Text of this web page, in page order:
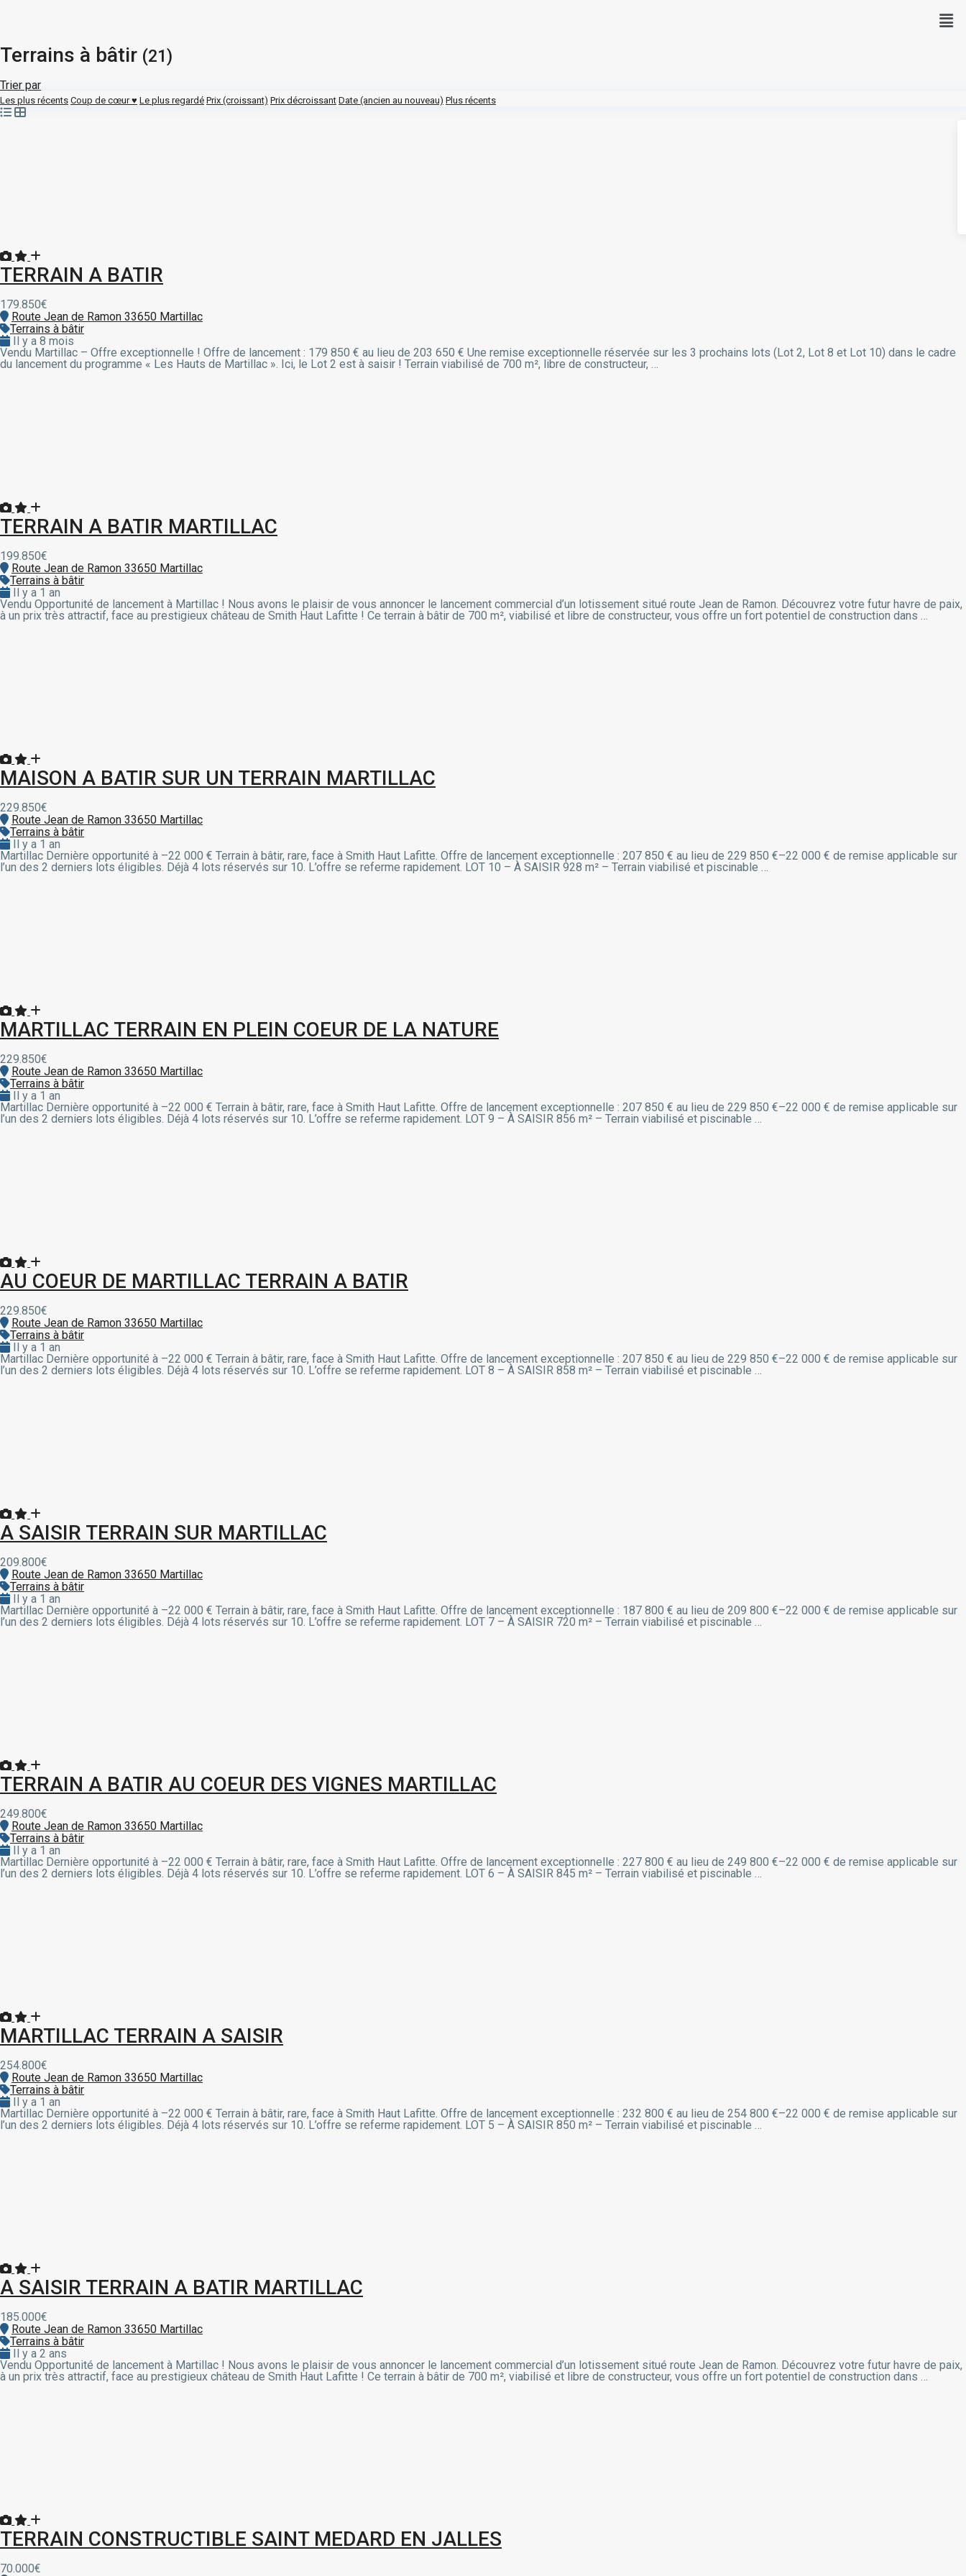
downloader
giriş
Terrains à bâtir (21)
Trier par
Les plus récents Coup de cœur ♥ Le plus regardé Prix (croissant) Prix décroissant Date (ancien au nouveau) Plus récents
TERRAIN A BATIR
179.850€
Route Jean de Ramon 33650 Martillac
Terrains à bâtir
Il y a 8 mois
Vendu Martillac – Offre exceptionnelle ! Offre de lancement : 179 850 € au lieu de 203 650 € Une remise exceptionnelle réservée sur les 3 prochains lots (Lot 2, Lot 8 et Lot 10) dans le cadre
du lancement du programme « Les Hauts de Martillac ». Ici, le Lot 2 est à saisir ! Terrain viabilisé de 700 m², libre de constructeur, …
TERRAIN A BATIR MARTILLAC
199.850€
Route Jean de Ramon 33650 Martillac
Terrains à bâtir
Il y a 1 an
Vendu Opportunité de lancement à Martillac ! Nous avons le plaisir de vous annoncer le lancement commercial d’un lotissement situé route Jean de Ramon. Découvrez votre futur havre de paix,
à un prix très attractif, face au prestigieux château de Smith Haut Lafitte ! Ce terrain à bâtir de 700 m², viabilisé et libre de constructeur, vous offre un fort potentiel de construction dans …
MAISON A BATIR SUR UN TERRAIN MARTILLAC
229.850€
Route Jean de Ramon 33650 Martillac
Terrains à bâtir
Il y a 1 an
Martillac Dernière opportunité à –22 000 € Terrain à bâtir, rare, face à Smith Haut Lafitte. Offre de lancement exceptionnelle : 207 850 € au lieu de 229 850 €–22 000 € de remise applicable sur
l’un des 2 derniers lots éligibles. Déjà 4 lots réservés sur 10. L’offre se referme rapidement. LOT 10 – À SAISIR 928 m² – Terrain viabilisé et piscinable …
MARTILLAC TERRAIN EN PLEIN COEUR DE LA NATURE
229.850€
Route Jean de Ramon 33650 Martillac
Terrains à bâtir
Il y a 1 an
Martillac Dernière opportunité à –22 000 € Terrain à bâtir, rare, face à Smith Haut Lafitte. Offre de lancement exceptionnelle : 207 850 € au lieu de 229 850 €–22 000 € de remise applicable sur
l’un des 2 derniers lots éligibles. Déjà 4 lots réservés sur 10. L’offre se referme rapidement. LOT 9 – À SAISIR 856 m² – Terrain viabilisé et piscinable …
AU COEUR DE MARTILLAC TERRAIN A BATIR
229.850€
Route Jean de Ramon 33650 Martillac
Terrains à bâtir
Il y a 1 an
Martillac Dernière opportunité à –22 000 € Terrain à bâtir, rare, face à Smith Haut Lafitte. Offre de lancement exceptionnelle : 207 850 € au lieu de 229 850 €–22 000 € de remise applicable sur
l’un des 2 derniers lots éligibles. Déjà 4 lots réservés sur 10. L’offre se referme rapidement. LOT 8 – À SAISIR 858 m² – Terrain viabilisé et piscinable …
A SAISIR TERRAIN SUR MARTILLAC
209.800€
Route Jean de Ramon 33650 Martillac
Terrains à bâtir
Il y a 1 an
Martillac Dernière opportunité à –22 000 € Terrain à bâtir, rare, face à Smith Haut Lafitte. Offre de lancement exceptionnelle : 187 800 € au lieu de 209 800 €–22 000 € de remise applicable sur
l’un des 2 derniers lots éligibles. Déjà 4 lots réservés sur 10. L’offre se referme rapidement. LOT 7 – À SAISIR 720 m² – Terrain viabilisé et piscinable …
TERRAIN A BATIR AU COEUR DES VIGNES MARTILLAC
249.800€
Route Jean de Ramon 33650 Martillac
Terrains à bâtir
Il y a 1 an
Martillac Dernière opportunité à –22 000 € Terrain à bâtir, rare, face à Smith Haut Lafitte. Offre de lancement exceptionnelle : 227 800 € au lieu de 249 800 €–22 000 € de remise applicable sur
l’un des 2 derniers lots éligibles. Déjà 4 lots réservés sur 10. L’offre se referme rapidement. LOT 6 – À SAISIR 845 m² – Terrain viabilisé et piscinable …
MARTILLAC TERRAIN A SAISIR
254.800€
Route Jean de Ramon 33650 Martillac
Terrains à bâtir
Il y a 1 an
Martillac Dernière opportunité à –22 000 € Terrain à bâtir, rare, face à Smith Haut Lafitte. Offre de lancement exceptionnelle : 232 800 € au lieu de 254 800 €–22 000 € de remise applicable sur
l’un des 2 derniers lots éligibles. Déjà 4 lots réservés sur 10. L’offre se referme rapidement. LOT 5 – À SAISIR 850 m² – Terrain viabilisé et piscinable …
A SAISIR TERRAIN A BATIR MARTILLAC
185.000€
Route Jean de Ramon 33650 Martillac
Terrains à bâtir
Il y a 2 ans
Vendu Opportunité de lancement à Martillac ! Nous avons le plaisir de vous annoncer le lancement commercial d’un lotissement situé route Jean de Ramon. Découvrez votre futur havre de paix,
à un prix très attractif, face au prestigieux château de Smith Haut Lafitte ! Ce terrain à bâtir de 700 m², viabilisé et libre de constructeur, vous offre un fort potentiel de construction dans …
TERRAIN CONSTRUCTIBLE SAINT MEDARD EN JALLES
70.000€